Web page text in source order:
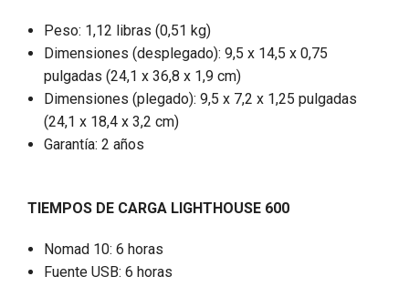
Peso: 1,12 libras (0,51 kg)
Dimensiones (desplegado): 9,5 x 14,5 x 0,75
pulgadas (24,1 x 36,8 x 1,9 cm)
Dimensiones (plegado): 9,5 x 7,2 x 1,25 pulgadas
(24,1 x 18,4 x 3,2 cm)
Garantía: 2 años
TIEMPOS DE CARGA LIGHTHOUSE 600
Nomad 10: 6 horas
Fuente USB: 6 horas